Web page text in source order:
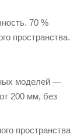
70 %
пространства.
моделей —
200 мм, без
пространства